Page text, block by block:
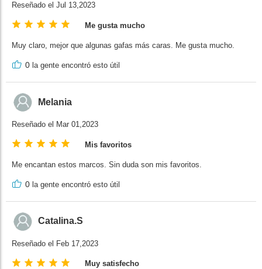
Reseñado el Jul 13,2023
Me gusta mucho
Muy claro, mejor que algunas gafas más caras. Me gusta mucho.
0 la gente encontró esto útil
Melania
Reseñado el Mar 01,2023
Mis favoritos
Me encantan estos marcos. Sin duda son mis favoritos.
0 la gente encontró esto útil
Catalina.S
Reseñado el Feb 17,2023
Muy satisfecho